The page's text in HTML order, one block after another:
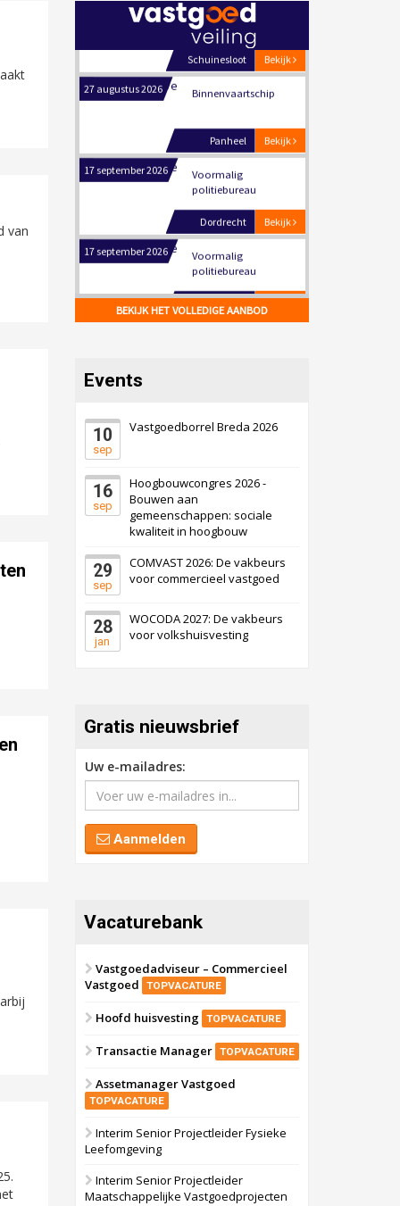
van
bedrijventerrein
Schuinesloot
Binnenvaartschip
17 september 2026
Voormalig
politiebureau
17 september 2026
Voormalig
politiebureau
17 september 2026
Voormalig
6 oktober 2026 Transformatieobject
Schiedam
22 september 2026 Attractiepark
28 september 2026
Grootschalig
27 augustus 2026 Binnenvaartschip
17 september 2026
Voormalig
Hilversum
17 september 2026
Voormalig
politiebureau
Bekijk
Zaandam
Zorgcomplex
Zwanenburg
BEKIJK HET VOLLEDIGE AANBOD
Events
10
sep
Vastgoedborrel Breda 2026
16
sep
Hoogbouwcongres 2026 -
Bouwen aan
gemeenschappen: sociale
kwaliteit in hoogbouw
29
sep
COMVAST 2026: De vakbeurs
voor commercieel vastgoed
28
jan
WOCODA 2027: De vakbeurs
voor volkshuisvesting
Gratis nieuwsbrief
Uw e-mailadres:
Aanmelden
Vacaturebank
Vastgoedadviseur – Commercieel
Vastgoed
TOPVACATURE
Hoofd huisvesting TOPVACATURE
Transactie Manager TOPVACATURE
Assetmanager Vastgoed
TOPVACATURE
Interim Senior Projectleider Fysieke
Leefomgeving
Interim Senior Projectleider
Maatschappelijke Vastgoedprojecten